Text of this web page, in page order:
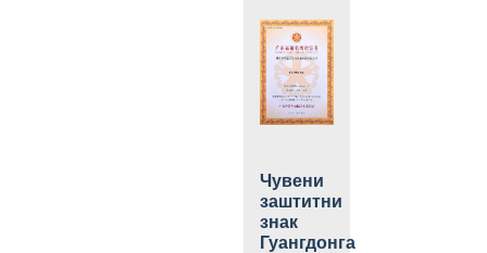
Чувени
заштитни
знак
Гуангдонга